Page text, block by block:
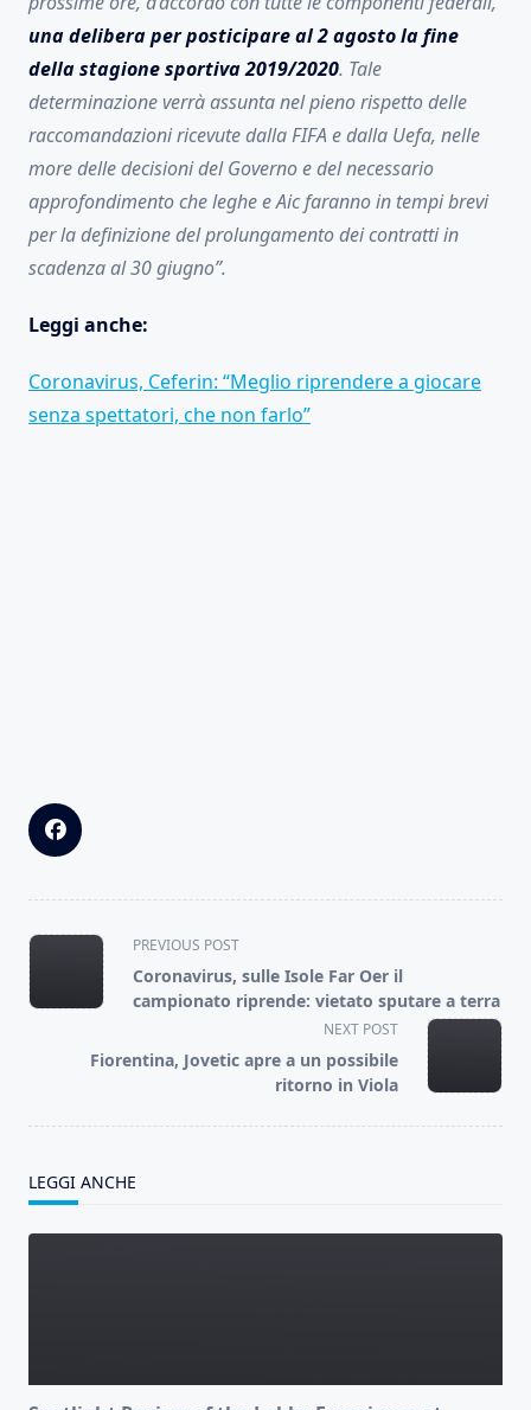
una delibera per posticipare al 2 agosto la fine
della stagione sportiva 2019/2020. Tale
determinazione verrà assunta nel pieno rispetto delle
raccomandazioni ricevute dalla FIFA e dalla Uefa, nelle
more delle decisioni del Governo e del necessario
approfondimento che leghe e Aic faranno in tempi brevi
per la definizione del prolungamento dei contratti in
scadenza al 30 giugno”.
Leggi anche:
Coronavirus, Ceferin: “Meglio riprendere a giocare
senza spettatori, che non farlo”
<span
class="nav-
subtitle
reader-
PREVIOUS POST
Coronavirus, sulle Isole Far Oer il
campionato riprende: vietato sputare a terra
NEXT POST
Fiorentina, Jovetic apre a un possibile
ritorno in Viola
LEGGI ANCHE